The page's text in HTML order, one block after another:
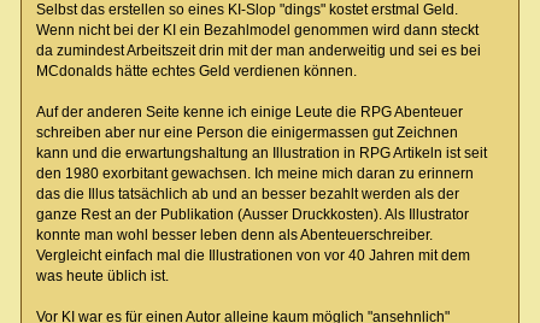
Selbst das erstellen so eines KI-Slop "dings" kostet erstmal Geld.
Wenn nicht bei der KI ein Bezahlmodel genommen wird dann steckt
da zumindest Arbeitszeit drin mit der man anderweitig und sei es bei
MCdonalds hätte echtes Geld verdienen können.
Auf der anderen Seite kenne ich einige Leute die RPG Abenteuer
schreiben aber nur eine Person die einigermassen gut Zeichnen
kann und die erwartungshaltung an Illustration in RPG Artikeln ist seit
den 1980 exorbitant gewachsen. Ich meine mich daran zu erinnern
das die Illus tatsächlich ab und an besser bezahlt werden als der
ganze Rest an der Publikation (Ausser Druckkosten). Als Illustrator
konnte man wohl besser leben denn als Abenteuerschreiber.
Vergleicht einfach mal die Illustrationen von vor 40 Jahren mit dem
was heute üblich ist.
Vor KI war es für einen Autor alleine kaum möglich "ansehnlich"